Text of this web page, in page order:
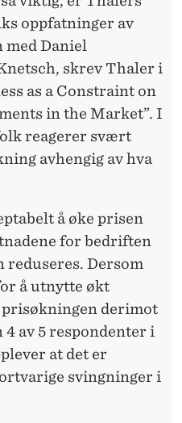
oppfatninger av
Daniel
skrev Thaler i
as a Constraint on
in the Market”. I
reagerer svært
avhengig av hva
å øke prisen
for bedriften
Dersom
å utnytte økt
derimot
av 5 respondenter i
at det er
svingninger i